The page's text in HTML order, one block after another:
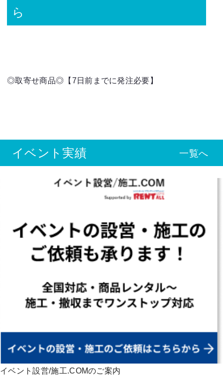
ら
◎取寄せ商品◎【7日前までに発注必要】
イベント実績 一覧へ
イベント設営/施工.COMのご案内